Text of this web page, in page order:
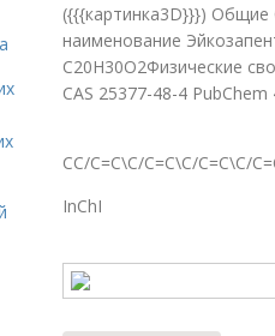
({{{картинка3D}}}) Общие
наименование
C20H30O2Физические
CAS 25377-48-4
CC/C=C\C/C=C\C/C=C\C/
InChI